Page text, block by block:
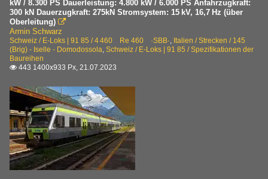
kW / 8.300 PS Dauerleistung: 4.800 kW / 6.000 PS Anfahrzugkraft:
300 kN Dauerzugkraft: 275kN Stromsystem: 15 kV, 16,7 Hz (über
Oberleitung) 
Armin Schwarz
Schweiz / E-Loks | 91 85 / 4 460 Re 460 ·SBB·, Italien / Strecken / 145
(Brig) - Iselle - Domodossola, Schweiz / E-Loks | 91 85 / Spezifikationen der
Baureihen
 443 1400x933 Px, 21.07.2023